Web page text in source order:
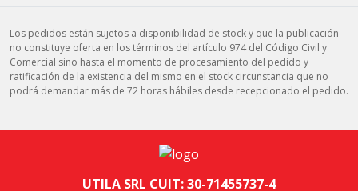
Los pedidos están sujetos a disponibilidad de stock y que la publicación
no constituye oferta en los términos del artículo 974 del Código Civil y
Comercial sino hasta el momento de procesamiento del pedido y
ratificación de la existencia del mismo en el stock circunstancia que no
podrá demandar más de 72 horas hábiles desde recepcionado el pedido.
UTILA SRL CUIT: 30-71455737-4